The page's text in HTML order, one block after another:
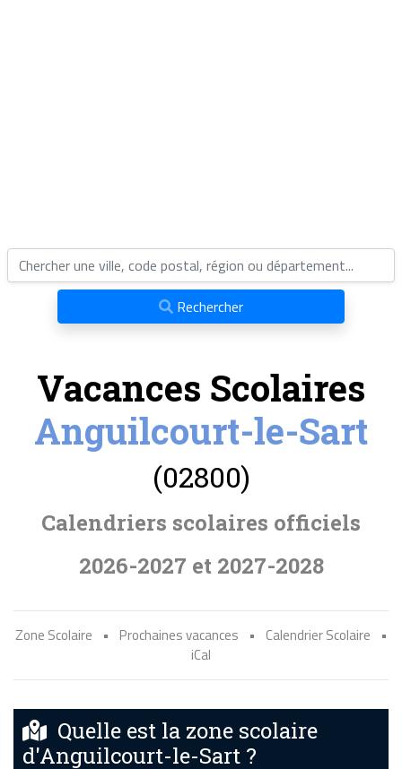
Rechercher
Vacances Scolaires
Anguilcourt-le-Sart
(02800)
Calendriers scolaires officiels
2026-2027 et 2027-2028
Zone Scolaire • Prochaines vacances • Calendrier Scolaire
•
iCal
Quelle est la zone scolaire
d'Anguilcourt-le-Sart ?